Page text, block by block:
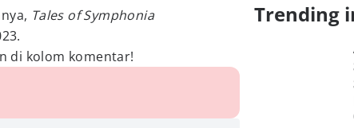
Tales of Symphonia
di kolom komentar!
Trending